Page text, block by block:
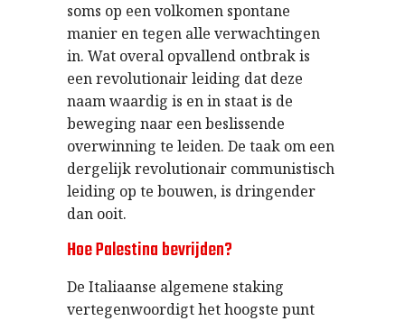
soms op een volkomen spontane
manier en tegen alle verwachtingen
in. Wat overal opvallend ontbrak is
een revolutionair leiding dat deze
naam waardig is en in staat is de
beweging naar een beslissende
overwinning te leiden. De taak om een
dergelijk revolutionair communistisch
leiding op te bouwen, is dringender
dan ooit.
Hoe Palestina bevrijden?
De Italiaanse algemene staking
vertegenwoordigt het hoogste punt